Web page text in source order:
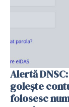
Alertă
golește
folosesc